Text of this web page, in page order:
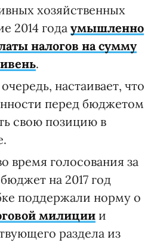
хозяйственных
2014 года умышленно
налогов на сумму
.
настаивает, что
перед бюджетом
свою позицию в
время голосования за
на 2017 год
поддержали норму о
милиции и
раздела из